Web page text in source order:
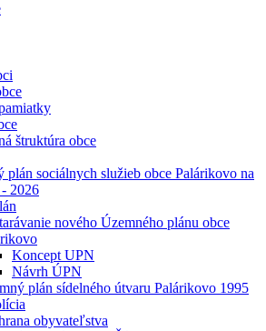
štruktúra obce
plán sociálnych služieb obce Palárikovo na
2026
nového Územného plánu obce
Koncept UPN
Návrh ÚPN
plán sídelného útvaru Palárikovo 1995
obyvateľstva